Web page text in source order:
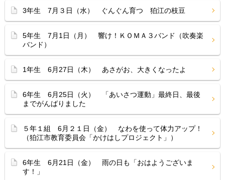
3年生 7月３日（水） ぐんぐん育つ 狛江の枝豆
5年生 7月1日（月） 響け！ＫＯＭＡ３バンド（吹奏楽
バンド）
1年生 6月27日（木） あさがお、大きくなったよ
6年生 6月25日（火） 「あいさつ運動」最終日、最後
までがんばりました
５年１組 6月２１日（金） なわを使って体力アップ！
（狛江市教育委員会「かけはしプロジェクト」）
6年生 6月21日（金） 雨の日も「おはようございま
す！」